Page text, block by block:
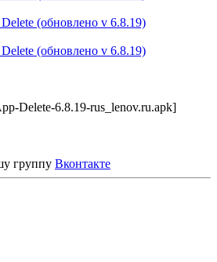
Delete-6.8.19-rus_lenov.ru.apk]
группу Вконтакте